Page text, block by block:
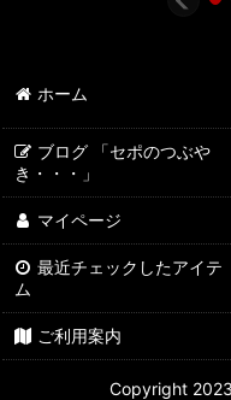
ホーム
ブログ 「セポのつぶや
き・・・」
マイページ
最近チェックしたアイテ
ム
ご利用案内
Copyright